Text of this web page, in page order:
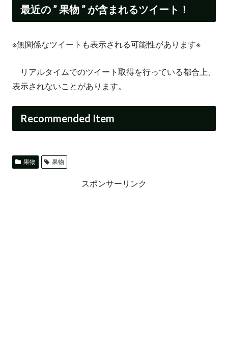
最近の ” 果物 ” が含まれるツイート！
※無関係なツイートも表示される可能性があります※
リアルタイムでのツイート取得を行っている都合上、
表示されないことがあります。
Recommended Item
果物 果物
スポンサーリンク